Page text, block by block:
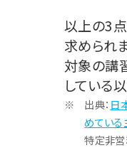
以上の3
求められ
対象の講
している
出典： 日
めてい
特定非